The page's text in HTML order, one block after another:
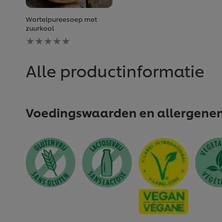
Wortelpureesoep met
zuurkool
Geen
beoordelingen
voor
deze
Alle productinformatie
Voedingswaarden en